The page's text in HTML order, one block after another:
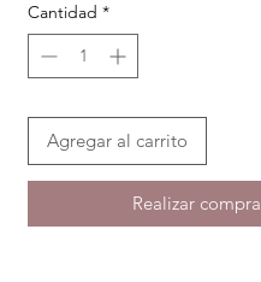
Cantidad *
Agregar al carrito
Realizar compra